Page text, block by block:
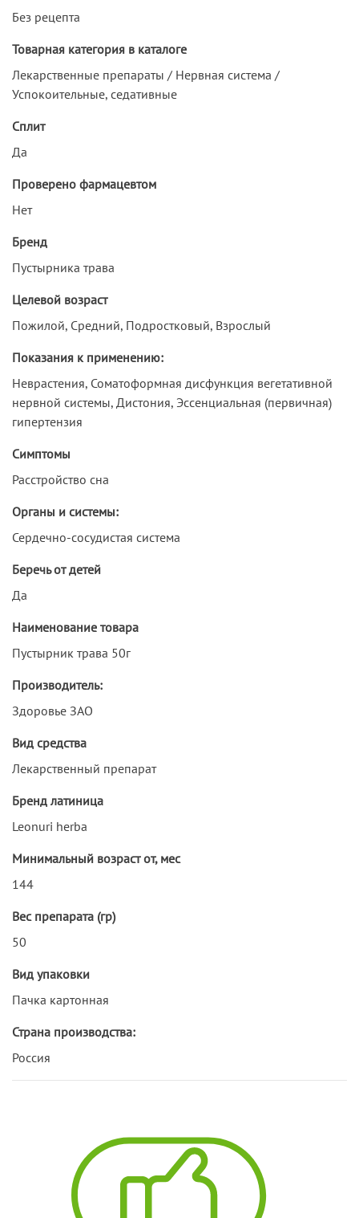
Без рецепта
Товарная категория в каталоге
Лекарственные препараты / Нервная система /
Успокоительные, седативные
Сплит
Да
Проверено фармацевтом
Нет
Бренд
Пустырника трава
Целевой возраст
Пожилой, Средний, Подростковый, Взрослый
Показания к применению:
Неврастения, Соматоформная дисфункция вегетативной
нервной системы, Дистония, Эссенциальная (первичная)
гипертензия
Симптомы
Расстройство сна
Органы и системы:
Сердечно-сосудистая система
Беречь от детей
Да
Наименование товара
Пустырник трава 50г
Производитель:
Здоровье ЗАО
Вид средства
Лекарственный препарат
Бренд латиница
Leonuri herba
Минимальный возраст от, мес
144
Вес препарата (гр)
50
Вид упаковки
Пачка картонная
Страна производства:
Россия